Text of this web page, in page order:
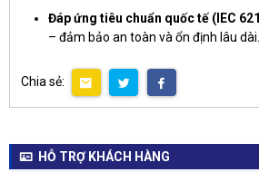
Đáp ứng tiêu chuẩn quốc tế (IEC
– đảm bảo an toàn và ổn định lâu dài.
Chia sẻ:
HỖ TRỢ KHÁCH HÀNG